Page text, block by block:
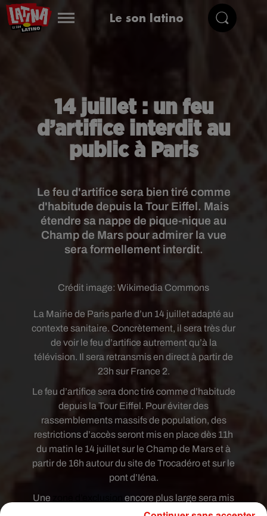
Le son latino
14 juillet : un feu
d’artifice interdit au
public à Paris
Le feu d'artifice sera bien tiré comme
d'habitude depuis la Tour Eiffel. Mais
étendre sa nappe de pique-nique au
Champ de Mars pour admirer la vue
sera formellement interdit.
Crédit image: Wikimedia Commons
La Mairie de Paris parle d’un 14 juillet adapté au
contexte sanitaire. Concrètement, il sera très dur
de voir le feu d’artifice autrement qu’à la
télévision. Il sera retransmis en direct à partir de
23h sur France 2.
Le feu d’artifice sera donc tiré comme d’habitude
depuis la Tour Eiffel. Pour éviter des
rassemblements massifs de population, des
restrictions d’accès seront mis en place dès 11h
du matin le 14 juillet sur le Champ de Mars et à
partir de 16h autour du site de Trocadéro et sur le
pont d’Iéna.
Une
encore plus large sera mis
en place à partir de 19h avec l’interdiction d’accès